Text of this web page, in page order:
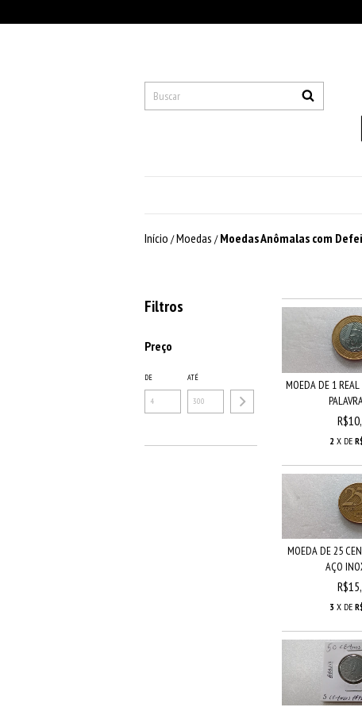
Início /Moedas / Moedas Anômalas com
Filtros
Preço
DE ATÉ
MOEDA DE 1
2 X DE
MOEDA DE 25
AÇO
3 X DE